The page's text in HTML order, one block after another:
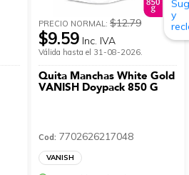
PRECIO NORMAL:$12.79
$9.59 Inc. IVA
Válida hasta el 31-08-2026.
Quita Manchas White Gold
VANISH Doypack 850 G
Cod: 7702626217048
VANISH